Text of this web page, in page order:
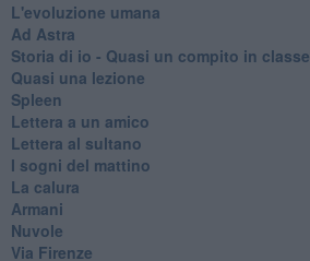
L'evoluzione umana
Ad Astra
Storia di io - Quasi un compito in classe
Quasi una lezione
Spleen
Lettera a un amico
Lettera al sultano
I sogni del mattino
La calura
Armani
Nuvole
Via Firenze